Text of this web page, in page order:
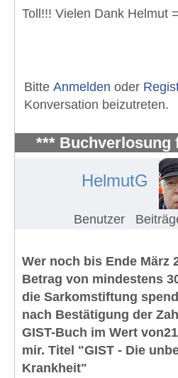
Toll!!! Vielen Dank Helmut
Bitte Anmelden oder
Konversation beizutreten.
*** Buchverlosung
HelmutG
Benutzer
Wer noch bis Ende März
Betrag von mindestens
die Sarkomstiftung
nach Bestätigung der
GIST-Buch im Wert
mir. Titel "GIST - Die
Krankheit"